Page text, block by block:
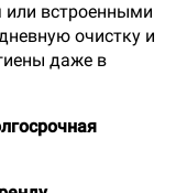
или встроенными
очистку и
даже в